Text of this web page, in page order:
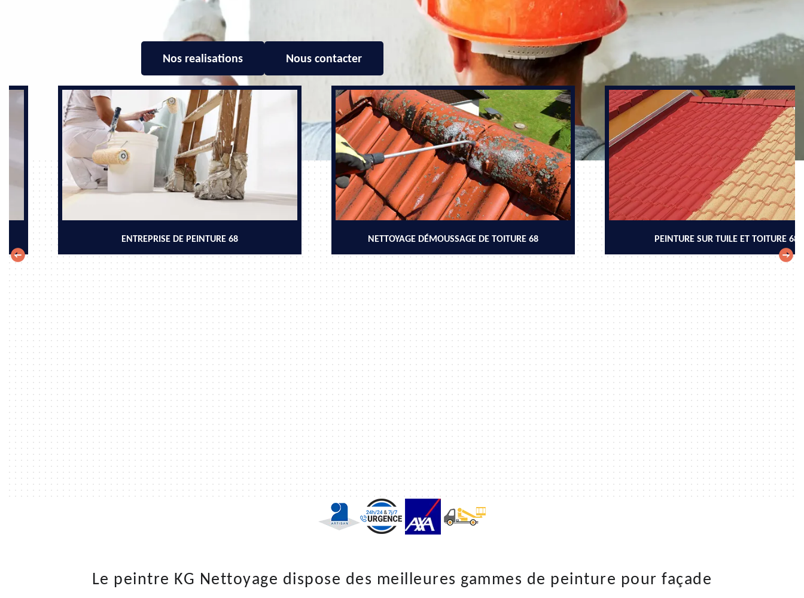
Nos realisations Nous contacter
ENTREPRISE DE PEINTURE 68 NETTOYAGE DÉMOUSSAGE DE TOITURE 68 PEINTURE SUR TUILE ET TOITURE 68
Le peintre KG Nettoyage dispose des meilleures gammes de peinture pour façade